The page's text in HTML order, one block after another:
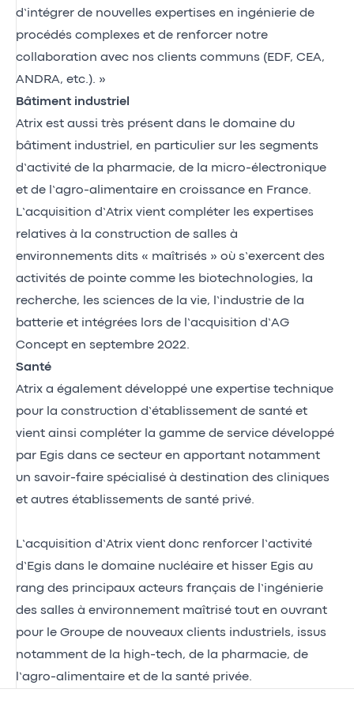
d’intégrer de nouvelles expertises en ingénierie de
procédés complexes et de renforcer notre
collaboration avec nos clients communs (EDF, CEA,
ANDRA, etc.). »
Bâtiment industriel
Atrix est aussi très présent dans le domaine du
bâtiment industriel, en particulier sur les segments
d’activité de la pharmacie, de la micro-électronique
et de l’agro-alimentaire en croissance en France.
L’acquisition d’Atrix vient compléter les expertises
relatives à la construction de salles à
environnements dits « maîtrisés » où s’exercent des
activités de pointe comme les biotechnologies, la
recherche, les sciences de la vie, l’industrie de la
batterie et intégrées lors de l’acquisition d’AG
Concept en septembre 2022.
Santé
Atrix a également développé une expertise technique
pour la construction d’établissement de santé et
vient ainsi compléter la gamme de service développé
par Egis dans ce secteur en apportant notamment
un savoir-faire spécialisé à destination des cliniques
et autres établissements de santé privé.
L’acquisition d’Atrix vient donc renforcer l’activité
d’Egis dans le domaine nucléaire et hisser Egis au
rang des principaux acteurs français de l’ingénierie
des salles à environnement maîtrisé tout en ouvrant
pour le Groupe de nouveaux clients industriels, issus
notamment de la high-tech, de la pharmacie, de
l’agro-alimentaire et de la santé privée.